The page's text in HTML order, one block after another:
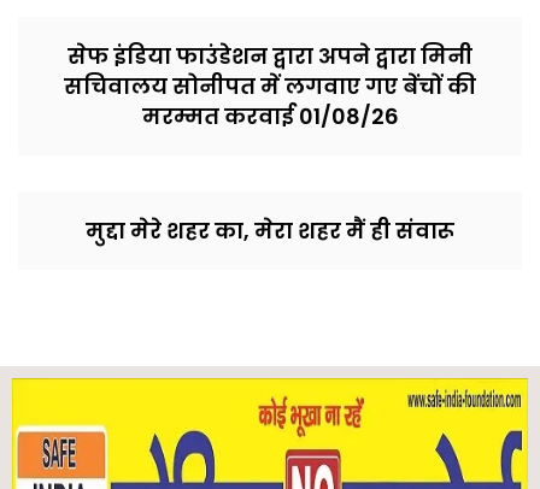
सेफ इंडिया फाउंडेशन द्वारा अपने द्वारा मिनी
सचिवालय सोनीपत में लगवाए गए बेंचों की
मरम्मत करवाई 01/08/26
मुद्दा मेरे शहर का, मेरा शहर मैं ही संवारू